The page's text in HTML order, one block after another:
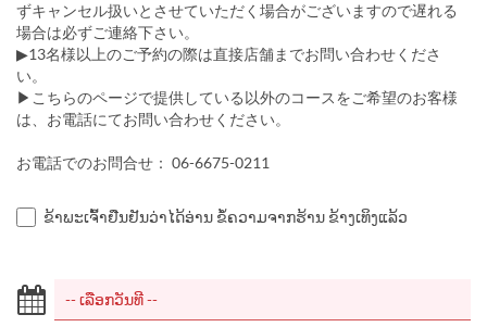
ずキャンセル扱いとさせていただく場合がございますので遅れる
場合は必ずご連絡下さい。
▶13名様以上のご予約の際は直接店舗までお問い合わせくださ
い。
▶こちらのページで提供している以外のコースをご希望のお客様
は、お電話にてお問い合わせください。
お電話でのお問合せ： 06-6675-0211
ຂ້າພະເຈົ້າຢືນຢັນວ່າໄດ້ອ່ານ ຂໍ້ຄວາມຈາກຮ້ານ ຂ້າງເທິງແລ້ວ